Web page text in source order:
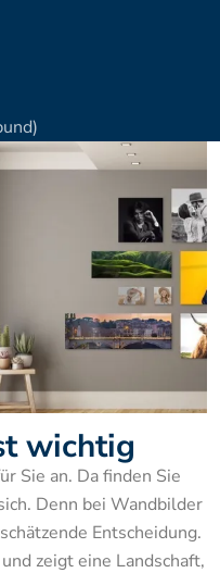
wichtig
Sie an. Da finden Sie
Denn bei Wandbilder
Entscheidung.
zeigt eine Landschaft,